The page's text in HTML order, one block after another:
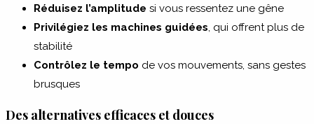
Réduisez l’amplitude si vous ressentez une gêne
Privilégiez les machines guidées, qui offrent plus de
stabilité
Contrôlez le tempo de vos mouvements, sans gestes
brusques
Des alternatives efficaces et douces